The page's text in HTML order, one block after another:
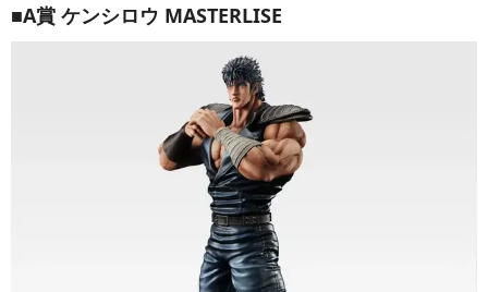
■A賞 ケンシロウ MASTERLISE